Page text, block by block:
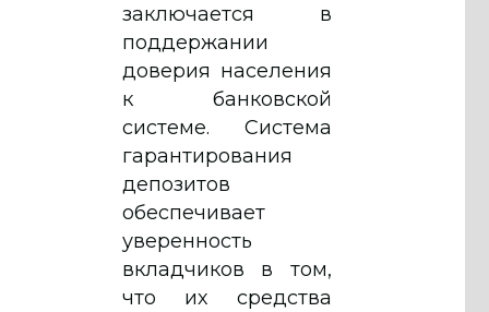
заключается в
поддержании
доверия населения
к банковской
системе. Система
гарантирования
депозитов
обеспечивает
уверенность
вкладчиков в том,
что их средства